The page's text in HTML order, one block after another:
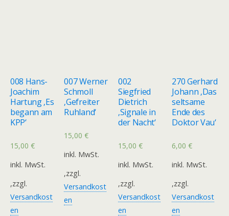
008 Hans-
Joachim
Hartung ‚Es
begann am
KPP‘
15,00 €
inkl. MwSt.
,zzgl.
Versandkost
en
007 Werner
Schmoll
‚Gefreiter
Ruhland‘
15,00€
inkl. MwSt.
,zzgl.
Versandkost
en
002
Siegfried
Dietrich
‚Signale in
der Nacht‘
15,00 €
inkl. MwSt.
,zzgl.
Versandkost
en
270 Gerhard
Johann ‚Das
seltsame
Ende des
Doktor Vau‘
6,00€
inkl. MwSt.
,zzgl.
Versandkost
en